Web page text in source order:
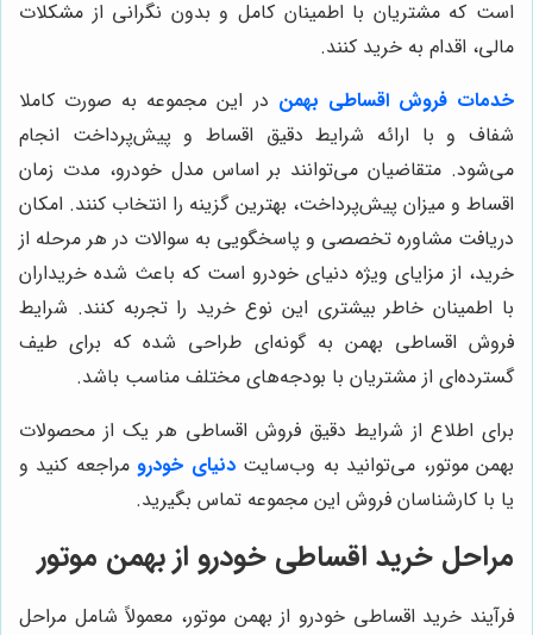
است که مشتریان با اطمینان کامل و بدون نگرانی از مشکلات
مالی، اقدام به خرید کنند.
خدمات فروش اقساطی بهمن در این مجموعه به صورت کاملا
شفاف و با ارائه شرایط دقیق اقساط و پیش‌پرداخت انجام
می‌شود. متقاضیان می‌توانند بر اساس مدل خودرو، مدت زمان
اقساط و میزان پیش‌پرداخت، بهترین گزینه را انتخاب کنند. امکان
دریافت مشاوره تخصصی و پاسخگویی به سوالات در هر مرحله از
خرید، از مزایای ویژه دنیای خودرو است که باعث شده خریداران
با اطمینان خاطر بیشتری این نوع خرید را تجربه کنند. شرایط
فروش اقساطی بهمن به گونه‌ای طراحی شده که برای طیف
گسترده‌ای از مشتریان با بودجه‌های مختلف مناسب باشد.
برای اطلاع از شرایط دقیق فروش اقساطی هر یک از محصولات
بهمن موتور، می‌توانید به وب‌سایتدنیای خودرومراجعه کنید و
یا با کارشناسان فروش این مجموعه تماس بگیرید.
مراحل خرید اقساطی خودرو از بهمن موتور
فرآیند خرید اقساطی خودرو از بهمن موتور، معمولاً شامل مراحل